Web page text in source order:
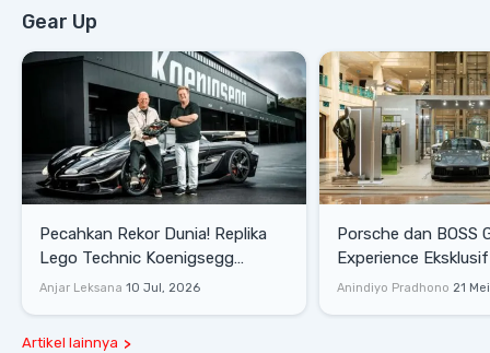
Gear Up
Pecahkan Rekor Dunia! Replika
Lego Technic Koenigsegg
Sadair's Spear Ukuran Asli Sukses
Anjar Leksana 10 Jul, 2026
Porsche dan BOSS
Experience
Senayan, Hadirkan
Anindiyo Pradhono 21
Artikel lainnya